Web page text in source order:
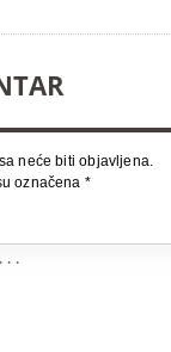
neće biti objavljena.
označena *